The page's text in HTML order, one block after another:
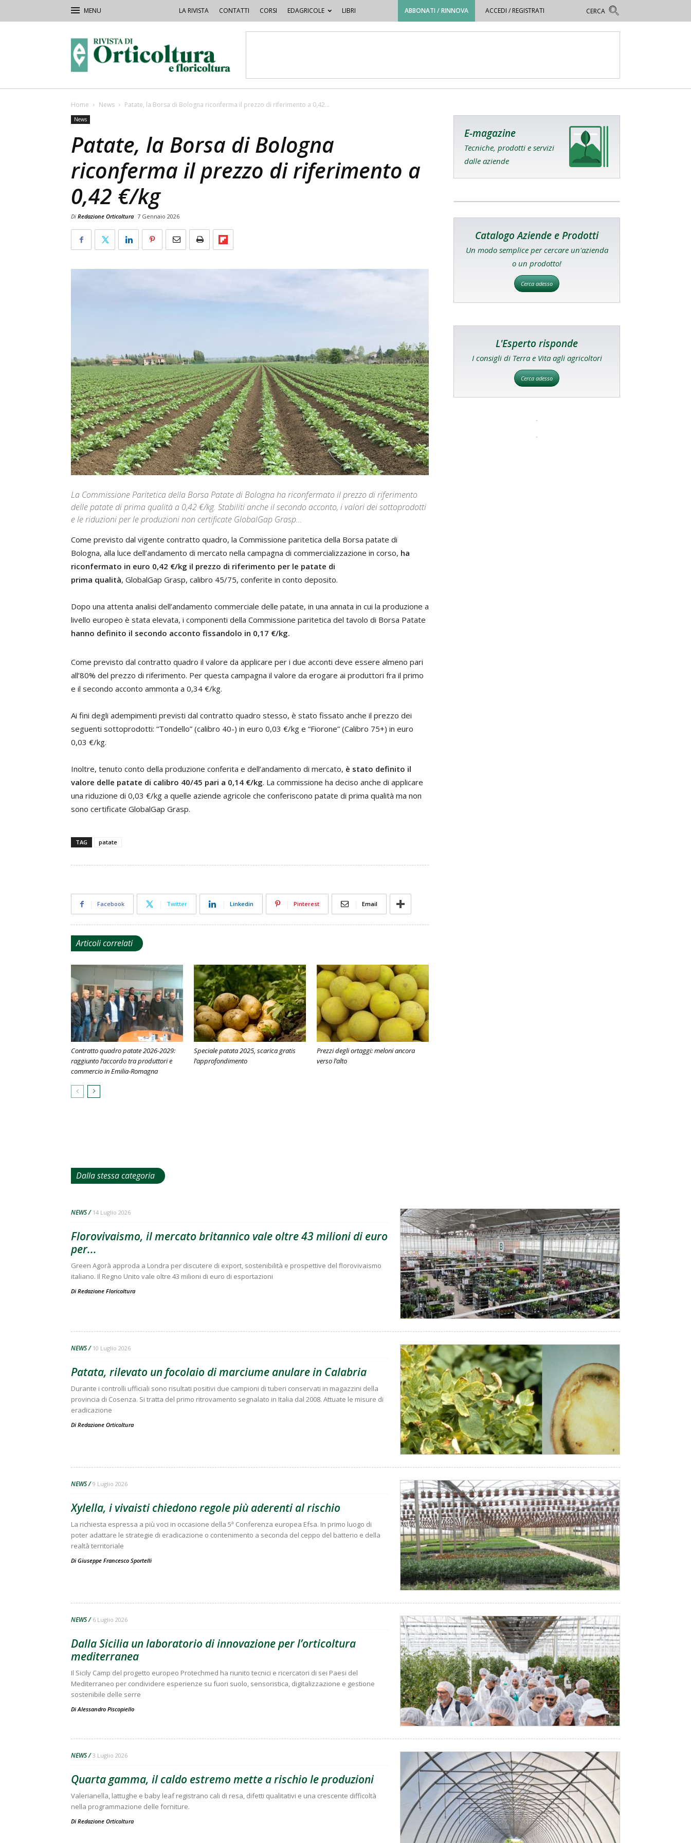
LA RIVISTA CONTATTI CORSI EDAGRICOLE LIBRI ABBONATI / RINNOVA ACCEDI / REGISTRATI
Orticoltura
Home News Patate, la Borsa di Bologna riconferma il prezzo di riferimento a 0,42...
News
Patate, la Borsa di Bologna
riconferma il prezzo di riferimento a
0,42 €/kg
Di Redazione Orticoltura 7 Gennaio 2026
La Commissione Paritetica della Borsa Patate di Bologna ha riconfermato il prezzo di riferimento
delle patate di prima qualità a 0,42 €/kg. Stabiliti anche il secondo acconto, i valori dei sottoprodotti
e le riduzioni per le produzioni non certificate GlobalGap Grasp...
Come previsto dal vigente contratto quadro, la Commissione paritetica della Borsa patate di
Bologna, alla luce dell’andamento di mercato nella campagna di commercializzazione in corso, ha
riconfermato in euro 0,42 €/kg il prezzo di riferimento per le patate di
prima qualità, GlobalGap Grasp, calibro 45/75, conferite in conto deposito.
Dopo una attenta analisi dell’andamento commerciale delle patate, in una annata in cui la produzione a
livello europeo è stata elevata, i componenti della Commissione paritetica del tavolo di Borsa Patate
hanno definito il secondo acconto fissandolo in 0,17 €/kg.
Come previsto dal contratto quadro il valore da applicare per i due acconti deve essere almeno pari
all’80% del prezzo di riferimento. Per questa campagna il valore da erogare ai produttori fra il primo
e il secondo acconto ammonta a 0,34 €/kg.
Ai fini degli adempimenti previsti dal contratto quadro stesso, è stato fissato anche il prezzo dei
seguenti sottoprodotti: “Tondello” (calibro 40-) in euro 0,03 €/kg e “Fiorone” (Calibro 75+) in euro
0,03 €/kg.
Inoltre, tenuto conto della produzione conferita e dell’andamento di mercato, è stato definito il
valore delle patate di calibro 40/45 pari a 0,14 €/kg. La commissione ha deciso anche di applicare
una riduzione di 0,03 €/kg a quelle aziende agricole che conferiscono patate di prima qualità ma non
sono certificate GlobalGap Grasp.
TAG patate
Facebook Twitter Linkedin Pinterest Email
Articoli correlati
Contratto quadro patate 2026-2029:
raggiunto l’accordo tra produttori e
commercio in Emilia-Romagna
Speciale patata 2025, scarica gratis
l’approfondimento
Prezzi degli ortaggi: meloni ancora
verso l’alto
E-magazine
Tecniche, prodotti e servizi
dalle aziende
Catalogo Aziende e Prodotti
Un modo semplice per cercare un'azienda
o un prodotto!
Cerca adesso
L'Esperto risponde
I consigli di Terra e Vita agli agricoltori
Cerca adesso
Dalla stessa categoria
NEWS 14 Luglio 2026
Florovivaismo, il mercato britannico vale oltre 43 milioni di euro
per...
Green Agorà approda a Londra per discutere di export, sostenibilità e prospettive del florovivaismo
italiano. Il Regno Unito vale oltre 43 milioni di euro di esportazioni
Di Redazione Floricoltura
NEWS 10 Luglio 2026
Patata, rilevato un focolaio di marciume anulare in Calabria
Durante i controlli ufficiali sono risultati positivi due campioni di tuberi conservati in magazzini della
provincia di Cosenza. Si tratta del primo ritrovamento segnalato in Italia dal 2008. Attuate le misure di
eradicazione
Di Redazione Orticoltura
NEWS 9 Luglio 2026
Xylella, i vivaisti chiedono regole più aderenti al rischio
La richiesta espressa a più voci in occasione della 5ª Conferenza europea Efsa. In primo luogo di
poter adattare le strategie di eradicazione o contenimento a seconda del ceppo del batterio e della
realtà territoriale
Di Giuseppe Francesco Sportelli
NEWS 6 Luglio 2026
Dalla Sicilia un laboratorio di innovazione per l’orticoltura
mediterranea
Il Sicily Camp del progetto europeo Protechmed ha riunito tecnici e ricercatori di sei Paesi del
Mediterraneo per condividere esperienze su fuori suolo, sensoristica, digitalizzazione e gestione
sostenibile delle serre
DiAlessandro Piscopiello
NEWS 3 Luglio 2026
Quarta gamma, il caldo estremo mette a rischio le produzioni
Valerianella, lattughe e baby leaf registrano cali di resa, difetti qualitativi e una crescente difficoltà
nella programmazione delle forniture.
Di Redazione Orticoltura